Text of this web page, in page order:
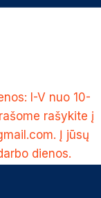
I-V nuo 10-
rašykite į
Į jūsų
dienos.